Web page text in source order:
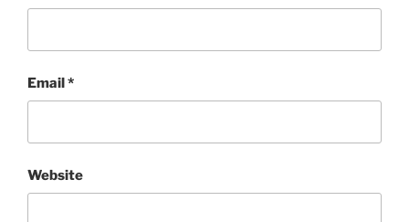
Email*
Website